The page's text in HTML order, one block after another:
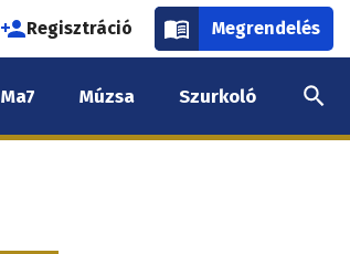
Regisztráció Megrendelés
Ma7 Múzsa Szurkoló